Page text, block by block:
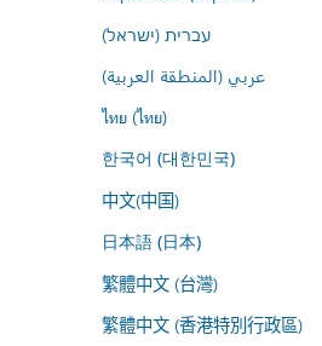
עברית (ישראל)
عربي (المنطقة العربية)
ไทย (ไทย)
한국어 (대한민국)
中文(中国)
日本語 (日本)
繁體中文 (台灣)
繁體中文 (香港特別行政區)